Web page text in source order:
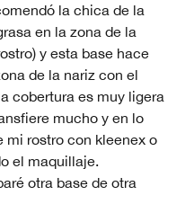
la chica de la
en la zona de la
y esta base hace
de la nariz con el
cobertura es muy ligera
mucho y en lo
mi rostro con kleenex o
el maquillaje.
otra base de otra